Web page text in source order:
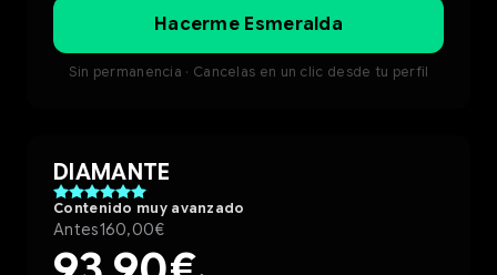
Hacerme Esmeralda
Sin permanencia · Cancelas en un clic desde tu perfil
DIAMANTE
Contenido muy avanzado
Antes160,00€